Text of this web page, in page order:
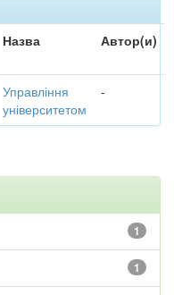
Назва Автор(и)
Управління
університетом
-
1
1